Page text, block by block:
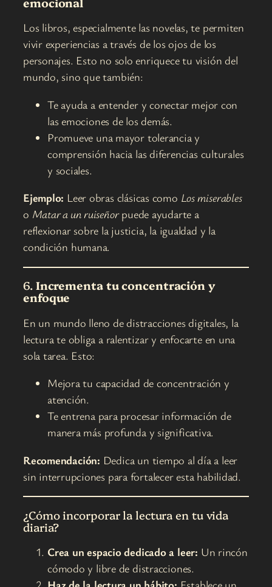
Los libros, especialmente las novelas, te permiten
vivir experiencias a través de los ojos de los
personajes. Esto no solo enriquece tu visión del
mundo, sino que también:
Te ayuda a entender y conectar mejor con
las emociones de los demás.
Promueve una mayor tolerancia y
comprensión hacia las diferencias culturales
y sociales.
Ejemplo: Leer obras clásicas como Los miserables
o Matar a un ruiseñorpuede ayudarte a
reflexionar sobre la justicia, la igualdad y la
condición humana.
6.Incrementa tu concentración y
enfoque
En un mundo lleno de distracciones digitales, la
lectura te obliga a ralentizar y enfocarte en una
sola tarea. Esto:
Mejora tu capacidad de concentración y
atención.
Te entrena para procesar información de
manera más profunda y significativa.
Recomendación: Dedica un tiempo al día a leer
sin interrupciones para fortalecer esta habilidad.
¿Cómo incorporar la lectura en tu vida
diaria?
Crea un espacio dedicado a leer: Un rincón
cómodo y libre de distracciones.